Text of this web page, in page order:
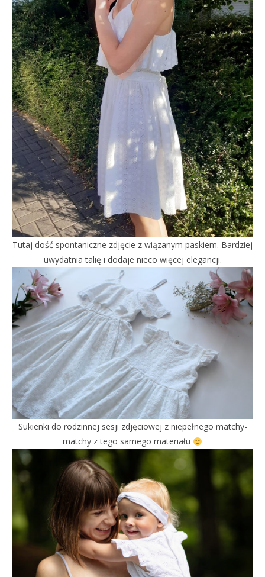
Tutaj dość spontaniczne zdjęcie z wiązanym paskiem. Bardziej
uwydatnia talię i dodaje nieco więcej elegancji.
Sukienki do rodzinnej sesji zdjęciowej z niepełnego matchy-
matchy z tego samego materiału